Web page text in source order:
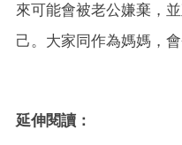
來可能會被老公嫌棄，
己。大家同作為媽媽，
延伸閱讀：